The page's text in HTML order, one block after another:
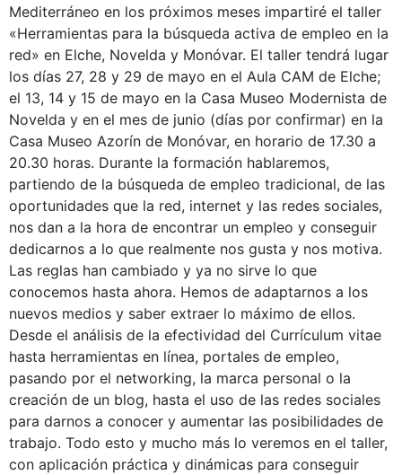
Mediterráneo en los próximos meses impartiré el taller
«Herramientas para la búsqueda activa de empleo en la
red» en Elche, Novelda y Monóvar. El taller tendrá lugar
los días 27, 28 y 29 de mayo en el Aula CAM de Elche;
el 13, 14 y 15 de mayo en la Casa Museo Modernista de
Novelda y en el mes de junio (días por confirmar) en la
Casa Museo Azorín de Monóvar, en horario de 17.30 a
20.30 horas. Durante la formación hablaremos,
partiendo de la búsqueda de empleo tradicional, de las
oportunidades que la red, internet y las redes sociales,
nos dan a la hora de encontrar un empleo y conseguir
dedicarnos a lo que realmente nos gusta y nos motiva.
Las reglas han cambiado y ya no sirve lo que
conocemos hasta ahora. Hemos de adaptarnos a los
nuevos medios y saber extraer lo máximo de ellos.
Desde el análisis de la efectividad del Currículum vitae
hasta herramientas en línea, portales de empleo,
pasando por el networking, la marca personal o la
creación de un blog, hasta el uso de las redes sociales
para darnos a conocer y aumentar las posibilidades de
trabajo. Todo esto y mucho más lo veremos en el taller,
con aplicación práctica y dinámicas para conseguir